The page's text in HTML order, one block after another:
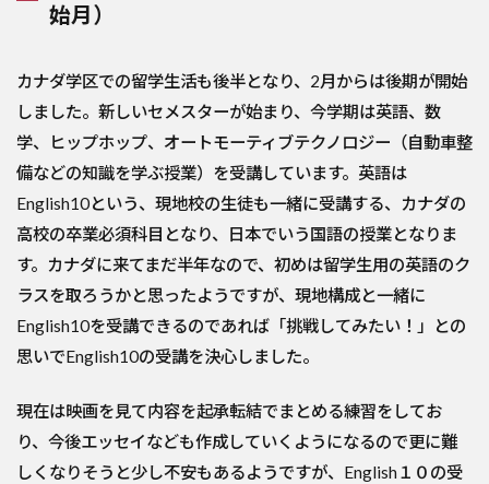
始月）
カナダ学区での留学生活も後半となり、2月からは後期が開始
しました。新しいセメスターが始まり、今学期は英語、数
学、ヒップホップ、オートモーティブテクノロジー（自動車整
備などの知識を学ぶ授業）を受講しています。英語は
English10という、現地校の生徒も一緒に受講する、カナダの
高校の卒業必須科目となり、日本でいう国語の授業となりま
す。カナダに来てまだ半年なので、初めは留学生用の英語のク
ラスを取ろうかと思ったようですが、現地構成と一緒に
English10を受講できるのであれば「挑戦してみたい！」との
思いでEnglish10の受講を決心しました。
現在は映画を見て内容を起承転結でまとめる練習をしてお
り、今後エッセイなども作成していくようになるので更に難
しくなりそうと少し不安もあるようですが、English１０の受